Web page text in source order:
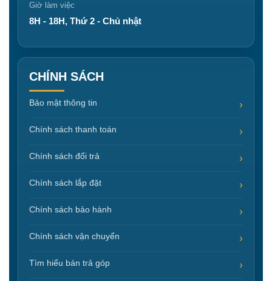
Giờ làm việc
8H - 18H, Thứ 2 - Chủ nhật
CHÍNH SÁCH
Bảo mật thông tin
Chính sách thanh toán
Chính sách đổi trả
Chính sách lắp đặt
Chính sách bảo hành
Chính sách vận chuyển
Tìm hiểu bán trả góp